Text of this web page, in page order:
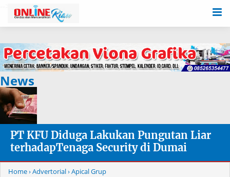
News
PT KFU Diduga Lakukan Pungutan Liar
terhadapTenaga Security di Dumai
Home› Advertorial› Apical Grup